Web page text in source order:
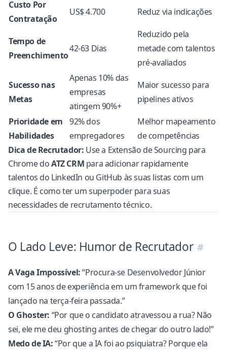
Custo Por
Contratação
US$ 4.700 Reduz via indicações
Tempo de
Preenchimento
42-63 Dias
Reduzido pela
metade com talentos
pré-avaliados
Sucesso nas
Metas
Apenas 10% das
empresas
atingem 90%+
Maior sucesso para
pipelines ativos
Prioridade em
Habilidades
92% dos
empregadores
Melhor mapeamento
de competências
Dica de Recrutador: Use a Extensão de Sourcing para
ChromedoATZ CRM para adicionar rapidamente
talentos do LinkedIn ou GitHub às suas listas com um
clique. É como ter um superpoder para suas
necessidades de recrutamento técnico.
O Lado Leve: Humor de Recrutador
A Vaga Impossível:“Procura-se Desenvolvedor Júnior
com 15 anos de experiência em um framework que foi
lançado na terça-feira passada.”
O Ghoster: “Por que o candidato atravessou a rua? Não
sei, ele me deu ghosting antes de chegar do outro lado!”
Medo de IA:“Por que a IA foi ao psiquiatra? Porque ela